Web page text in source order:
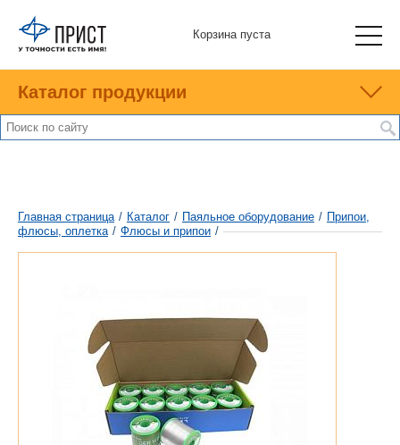
Корзина пуста
Каталог продукции
Главная страница / Каталог / Паяльное оборудование / Припои,
флюсы, оплетка / Флюсы и припои /